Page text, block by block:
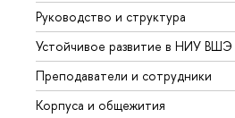
Руководство и структура
Устойчивое развитие в НИУ ВШЭ
Преподаватели и сотрудники
Корпуса и общежития